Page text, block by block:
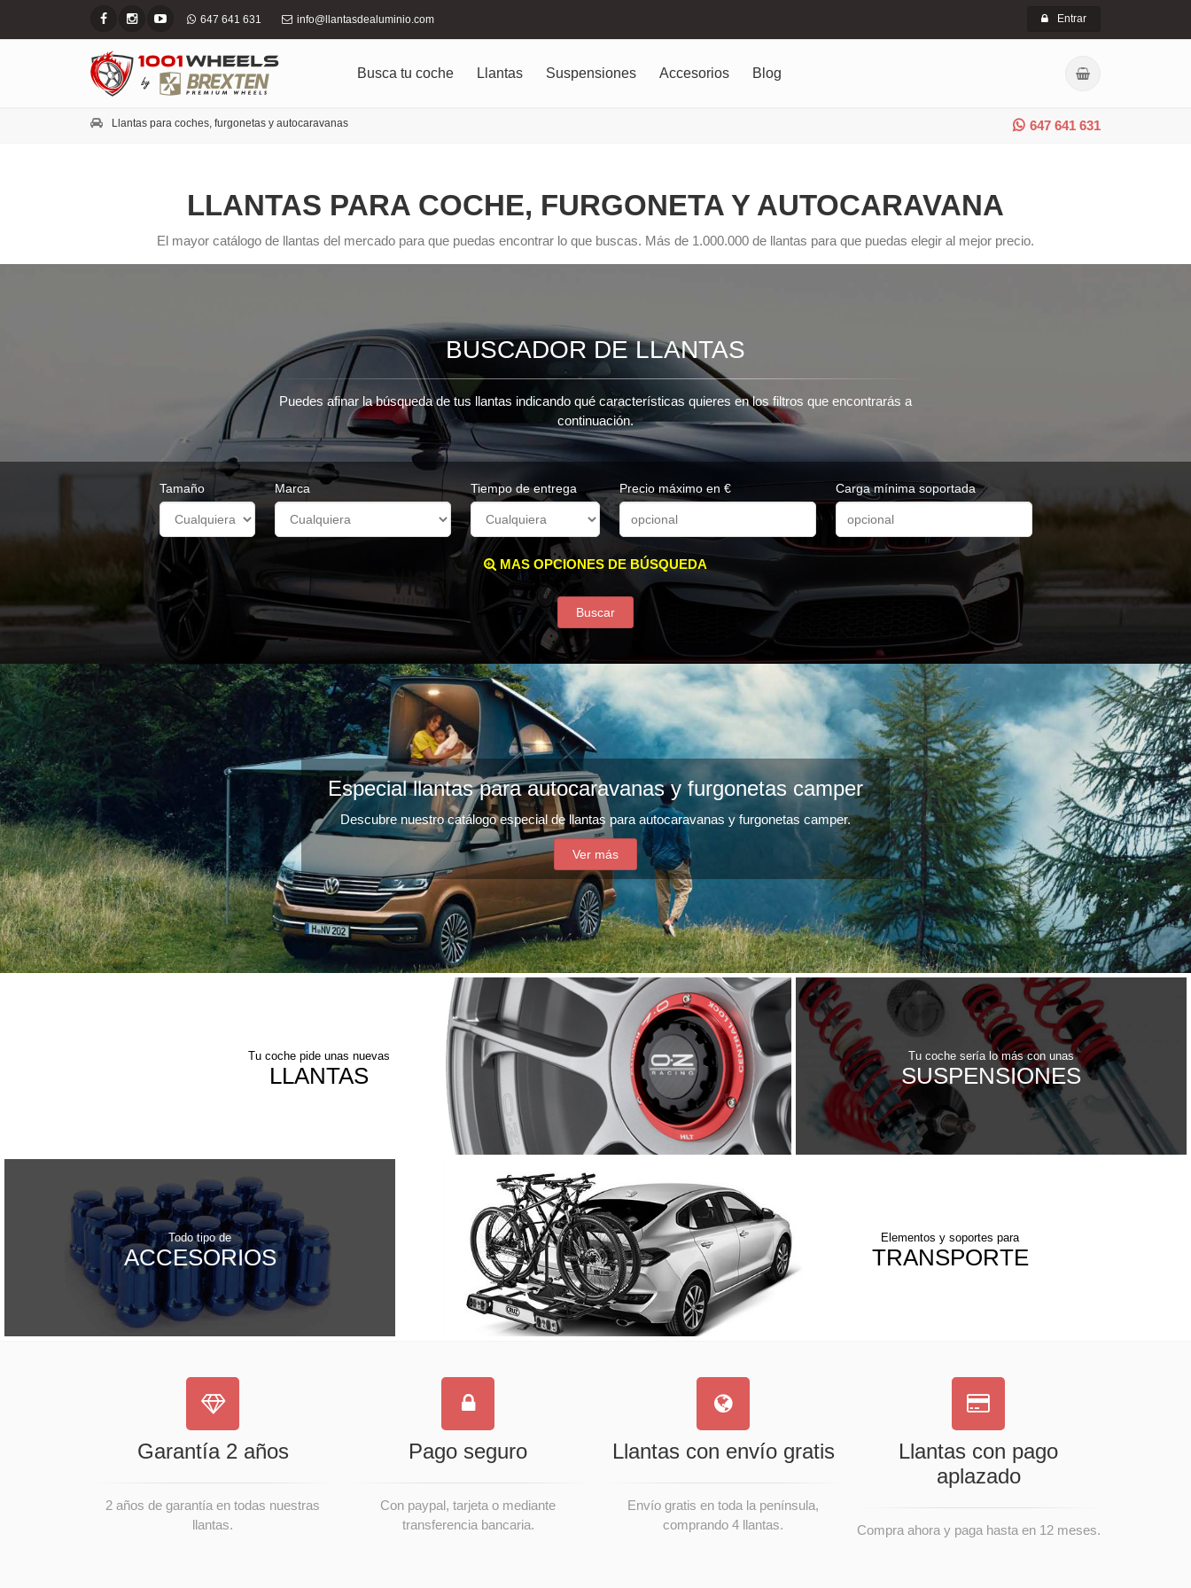
647 641 631 info@llantasdealuminio.com Entrar
Busca tu coche Llantas Suspensiones Accesorios Blog
647 641 631
Llantas para coches, furgonetas y autocaravanas
LLANTAS PARA COCHE, FURGONETA Y AUTOCARAVANA
El mayor catálogo de llantas del mercado para que puedas encontrar lo que buscas. Más de 1.000.000 de llantas para que puedas elegir al mejor precio.
BUSCADOR DE LLANTAS
Puedes afinar la búsqueda de tus llantas indicando qué características quieres en los filtros que encontrarás a
continuación.
Tamaño Marca Tiempo de entrega Precio máximo en € Carga mínima soportada
MAS OPCIONES DE BÚSQUEDA
Buscar
Especial llantas para autocaravanas y furgonetas camper
Descubre nuestro catálogo especial de llantas para autocaravanas y furgonetas camper.
Ver más
Tu coche pide unas nuevas
LLANTAS
Tu coche sería lo más con unas
SUSPENSIONES
Todo tipo de
ACCESORIOS
Elementos y soportes para
TRANSPORTE
Garantía 2 años
2 años de garantía en todas nuestras
llantas.
Pago seguro
Con paypal, tarjeta o mediante
transferencia bancaria.
Llantas con envío gratis
Envío gratis en toda la península,
comprando 4 llantas.
Llantas con pago
aplazado
Compra ahora y paga hasta en 12 meses.